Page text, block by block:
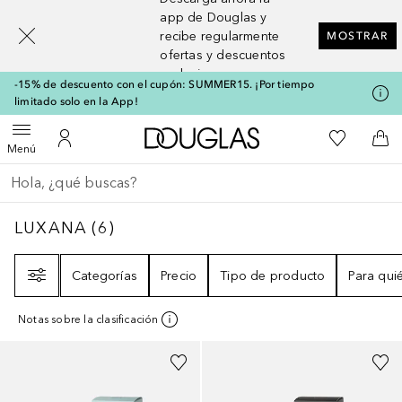
app de Douglas y
recibe regularmente
ofertas y descuentos
exclusivos
MOSTRAR
-15% de descuento con el cupón: SUMMER15. ¡Por tiempo
limitado solo en la App!
MenúAbrir menúMi cuenta
A Douglas HomeMi lista de
A
Regresar
Ejecutar búsqueda
LUXANA6
LUXANA (6)
Categorías
Precio Tipo de producto Para
Notas sobre la clasificación
[navigation.slideout.screenreader]